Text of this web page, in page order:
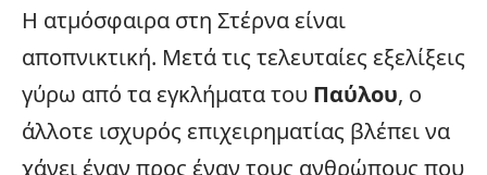
Η ατμόσφαιρα στη Στέρνα είναι
αποπνικτική. Μετά τις τελευταίες εξελίξεις
γύρω από τα εγκλήματα του Παύλου, ο
άλλοτε ισχυρός επιχειρηματίας βλέπει να
χάνει έναν προς έναν τους ανθρώπους που